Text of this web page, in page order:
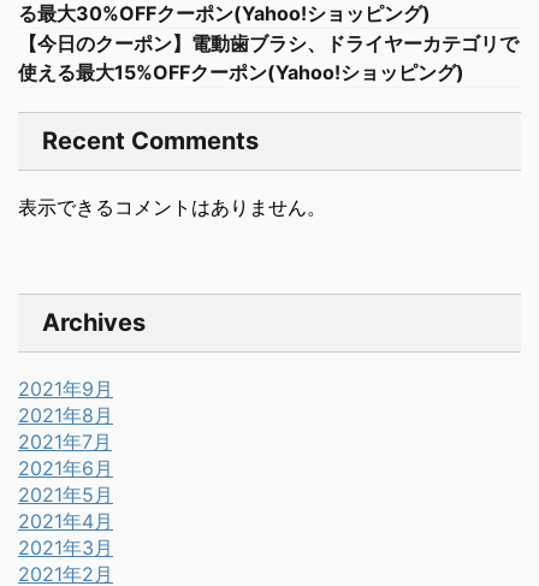
る最大30%OFFクーポン(Yahoo!ショッピング)
【今日のクーポン】電動歯ブラシ、ドライヤーカテゴリで
使える最大15%OFFクーポン(Yahoo!ショッピング)
Recent Comments
表示できるコメントはありません。
Archives
2021年9月
2021年8月
2021年7月
2021年6月
2021年5月
2021年4月
2021年3月
2021年2月